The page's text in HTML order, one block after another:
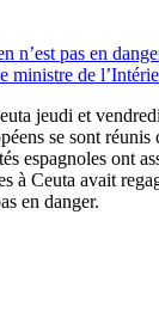
n’est pas en
ministre de
jeudi et
se sont réunis
espagnoles ont
à Ceuta avait
en danger.